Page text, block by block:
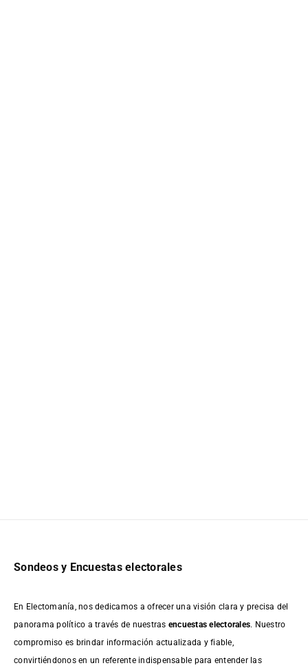
Sondeos y Encuestas electorales
En Electomanía, nos dedicamos a ofrecer una visión clara y precisa del
panorama político a través de nuestras encuestas electorales. Nuestro
compromiso es brindar información actualizada y fiable,
convirtiéndonos en un referente indispensable para entender las